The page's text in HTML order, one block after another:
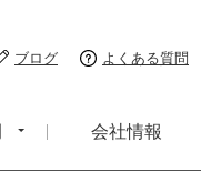
ブログ よくある質問
会社情報